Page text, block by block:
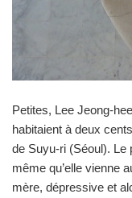
Petites, Lee Jeong-
habitaient à deux
de Suyu-ri (Séoul). Le
même qu’elle vienne
mère, dépressive et